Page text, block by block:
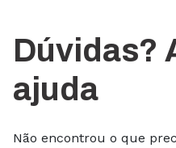
Dúvidas?
ajuda
Não encontrou o que